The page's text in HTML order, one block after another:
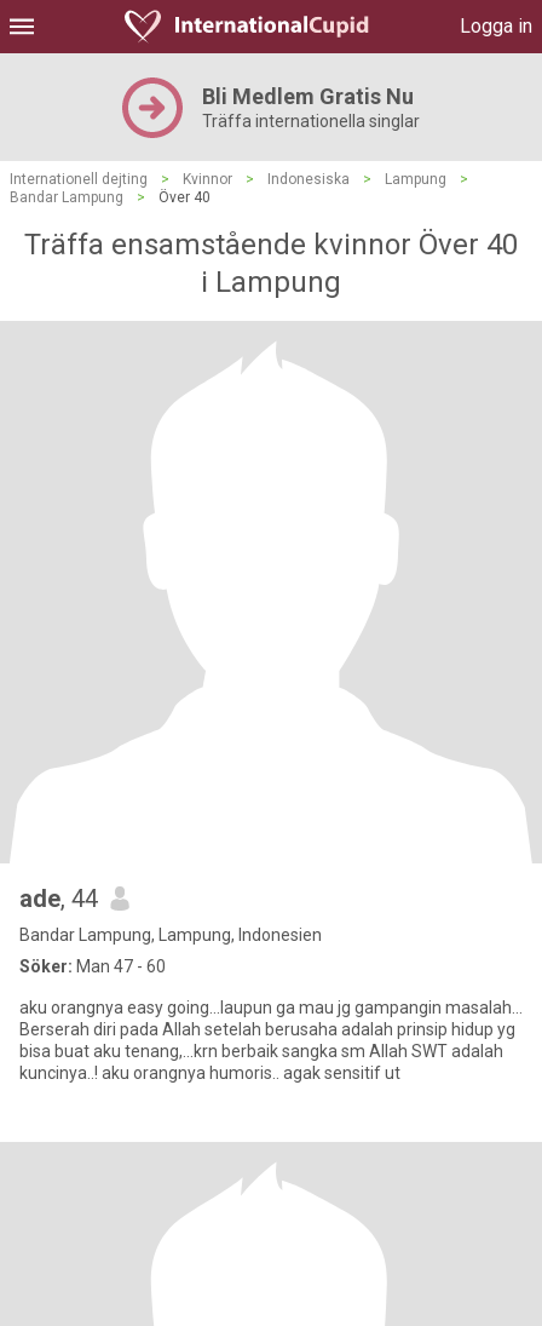
Logga in
Bli Medlem Gratis Nu
Träffa internationella singlar
Internationell dejting > Kvinnor > Indonesiska > Lampung
>
Bandar Lampung
> Över 40
Träffa ensamstående kvinnor Över 40
i Lampung
ade, 44
Bandar Lampung, Lampung, Indonesien
Söker: Man 47 - 60
aku orangnya easy going...laupun ga mau jg gampangin masalah...
Berserah diri pada Allah setelah berusaha adalah prinsip hidup yg
bisa buat aku tenang,...krn berbaik sangka sm Allah SWT adalah
kuncinya..! aku orangnya humoris.. agak sensitif ut